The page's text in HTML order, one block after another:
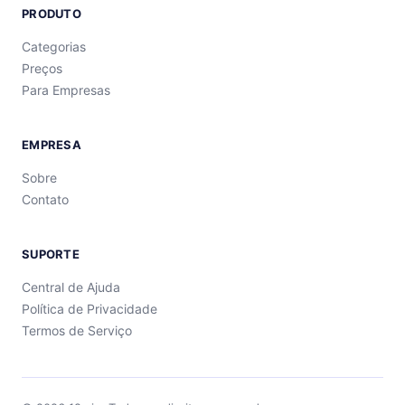
PRODUTO
Categorias
Preços
Para Empresas
EMPRESA
Sobre
Contato
SUPORTE
Central de Ajuda
Política de Privacidade
Termos de Serviço